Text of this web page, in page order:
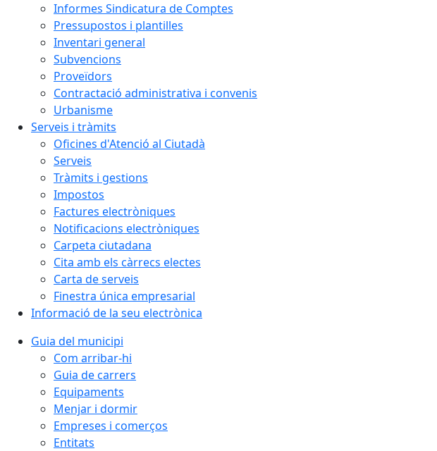
Informes Sindicatura de Comptes
Pressupostos i plantilles
Inventari general
Subvencions
Proveïdors
Contractació administrativa i convenis
Urbanisme
Serveis i tràmits
Oficines d'Atenció al Ciutadà
Serveis
Tràmits i gestions
Impostos
Factures electròniques
Notificacions electròniques
Carpeta ciutadana
Cita amb els càrrecs electes
Carta de serveis
Finestra única empresarial
Informació de la seu electrònica
Guia del municipi
Com arribar-hi
Guia de carrers
Equipaments
Menjar i dormir
Empreses i comerços
Entitats